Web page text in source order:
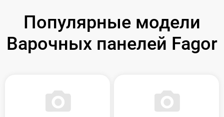
Популярные модели
Варочных панелей Fagor